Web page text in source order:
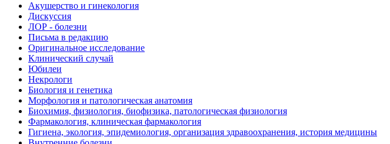
Акушерство и гинекология
Дискуссия
ЛОР - болезни
Письма в редакцию
Оригинальное исследование
Клинический случай
Юбилеи
Некрологи
Биология и генетика
Морфология и патологическая анатомия
Биохимия, физиология, биофизика, патологическая физиология
Фармакология, клиническая фармакология
Гигиена, экология, эпидемиология, организация здравоохранения, история медицины